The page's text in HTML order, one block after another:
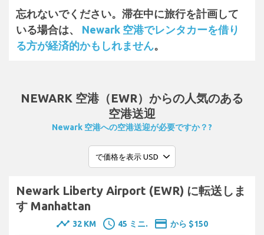
忘れないでください。滞在中に旅行を計画して
いる場合は、
Newark 空港でレンタカーを借り
る方が経済的かもしれません。
NEWARK 空港（EWR）からの人気のある
空港送迎
Newark 空港への空港送迎が必要ですか？?
Newark Liberty Airport (EWR) に転送しま
す Manhattan
timeline 32 KM schedule 45 ミニ. payment から $150